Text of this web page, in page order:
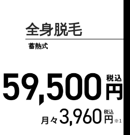
全身脱毛
蓄熱式